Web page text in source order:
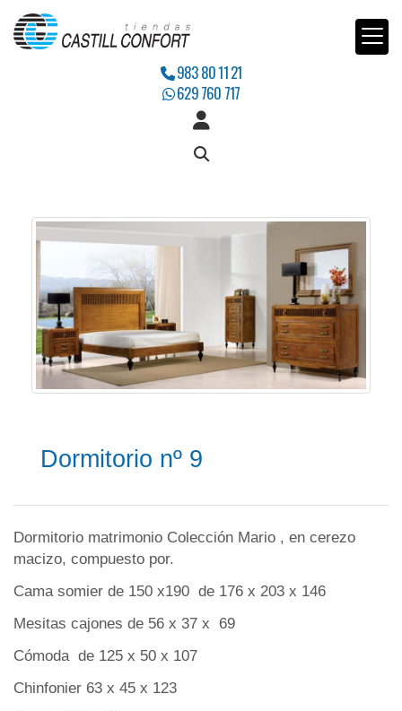
983 80 11 21
629 760 717
Dormitorio nº 9
Dormitorio matrimonio Colección Mario , en cerezo
macizo, compuesto por.
Cama somier de 150 x190 de 176 x 203 x 146
Mesitas cajones de 56 x 37 x 69
Cómoda de 125 x 50 x 107
Chinfonier 63 x 45 x 123